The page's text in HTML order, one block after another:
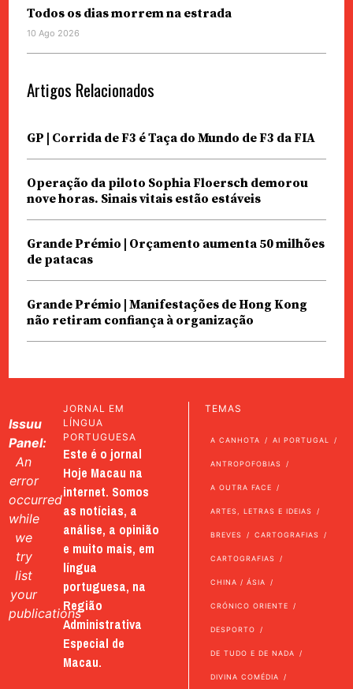
Todos os dias morrem na estrada
10 Ago 2026
Artigos Relacionados
GP | Corrida de F3 é Taça do Mundo de F3 da FIA
Operação da piloto Sophia Floersch demorou
nove horas. Sinais vitais estão estáveis
Grande Prémio | Orçamento aumenta 50 milhões
de patacas
Grande Prémio | Manifestações de Hong Kong
não retiram confiança à organização
Issuu
Panel:
An
error
occurred
while
we
try
list
your
publications
JORNAL EM
LÍNGUA
PORTUGUESA
Este é o jornal
Hoje Macau na
internet. Somos
as notícias, a
análise, a opinião
e muito mais, em
língua
portuguesa, na
Região
Administrativa
Especial de
Macau.
TEMAS
A CANHOTA AI PORTUGAL
ANTROPOFOBIAS
A OUTRA FACE
ARTES, LETRAS E IDEIAS
BREVES CARTOGRAFIAS
CARTOGRAFIAS
CHINA / ÁSIA
CRÓNICO ORIENTE
DESPORTO
DE TUDO E DE NADA
DIVINA COMÉDIA